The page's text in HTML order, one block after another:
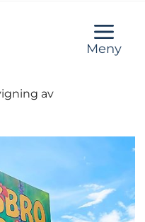
Meny
av